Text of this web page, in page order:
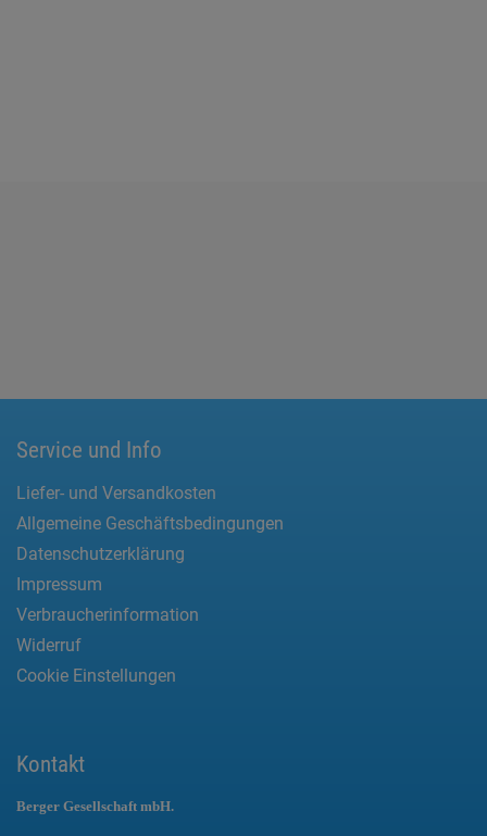
Service und Info
Liefer- und Versandkosten
Allgemeine Geschäftsbedingungen
Datenschutzerklärung
Impressum
Verbraucherinformation
Widerruf
Cookie Einstellungen
Kontakt
Berger Gesellschaft mbH.